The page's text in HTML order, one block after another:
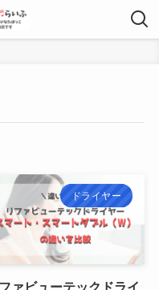
ドライヤー
ァビューテックドライ